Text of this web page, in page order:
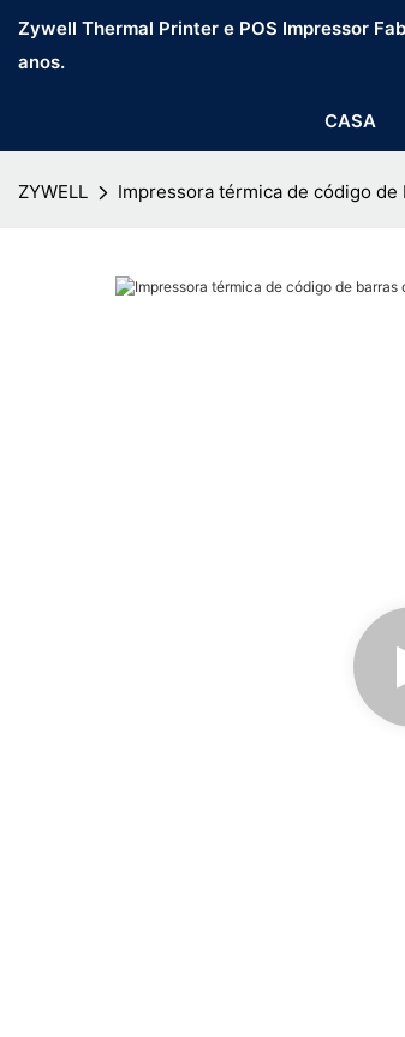
Zywell Thermal Printer e POS Impressor
anos.
CASA
ZYWELL Impressora térmica de código